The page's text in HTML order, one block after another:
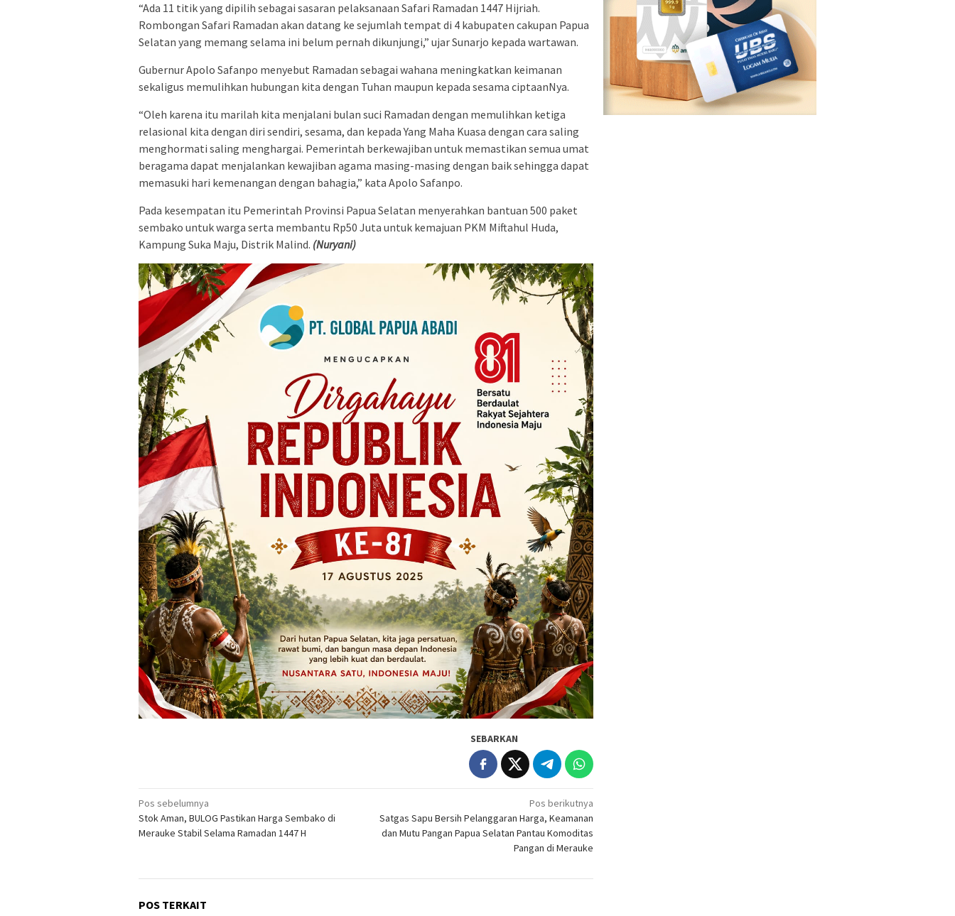
“Ada 11 titik yang dipilih sebagai sasaran pelaksanaan Safari Ramadan 1447 Hijriah.
Rombongan Safari Ramadan akan datang ke sejumlah tempat di 4 kabupaten cakupan Papua
Selatan yang memang selama ini belum pernah dikunjungi,” ujar Sunarjo kepada wartawan.
Gubernur Apolo Safanpo menyebut Ramadan sebagai wahana meningkatkan keimanan
sekaligus memulihkan hubungan kita dengan Tuhan maupun kepada sesama ciptaanNya.
“Oleh karena itu marilah kita menjalani bulan suci Ramadan dengan memulihkan ketiga
relasional kita dengan diri sendiri, sesama, dan kepada Yang Maha Kuasa dengan cara saling
menghormati saling menghargai. Pemerintah berkewajiban untuk memastikan semua umat
beragama dapat menjalankan kewajiban agama masing-masing dengan baik sehingga dapat
memasuki hari kemenangan dengan bahagia,” kata Apolo Safanpo.
Pada kesempatan itu Pemerintah Provinsi Papua Selatan menyerahkan bantuan 500 paket
sembako untuk warga serta membantu Rp50 Juta untuk kemajuan PKM Miftahul Huda,
Kampung Suka Maju, Distrik Malind. (Nuryani)
SEBARKAN
Navigasi
pos
Pos sebelumnya
Stok Aman, BULOG Pastikan Harga Sembako di
Merauke Stabil Selama Ramadan 1447 H
Pos berikutnya
Satgas Sapu Bersih Pelanggaran Harga, Keamanan
dan Mutu Pangan Papua Selatan Pantau Komoditas
Pangan di Merauke
POS TERKAIT